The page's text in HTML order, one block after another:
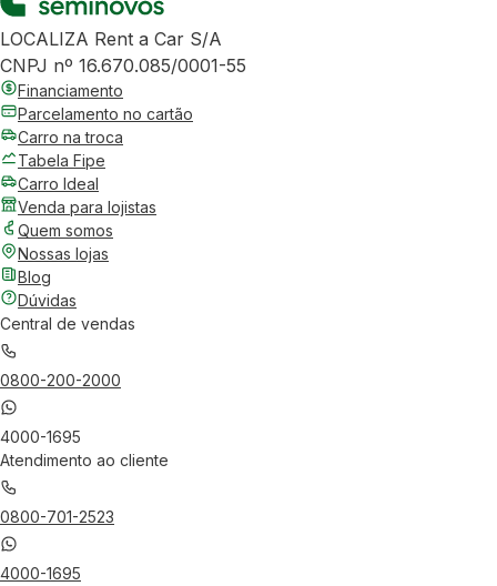
LOCALIZA Rent a Car S/A
CNPJ nº 16.670.085/0001-55
Financiamento
Parcelamento no cartão
Carro na troca
Tabela Fipe
Carro Ideal
Venda para lojistas
Quem somos
Nossas lojas
Blog
Dúvidas
Central de vendas
0800-200-2000
4000-1695
Atendimento ao cliente
0800-701-2523
4000-1695